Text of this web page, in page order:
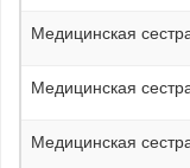
Медицинская
Медицинская
Медицинская